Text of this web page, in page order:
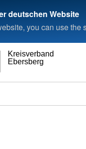
deutschen Website
you can use
Ebersberg
Kreisverband